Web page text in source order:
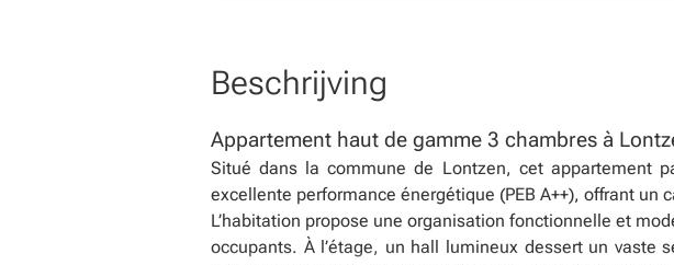
Beschrijving
Appartement haut de gamme 3 chambres à
Situé dans la commune de Lontzen, cet appartement
excellente performance énergétique (PEB A++), offrant un
L’habitation propose une organisation fonctionnelle et
occupants. À l’étage, un hall lumineux dessert un vaste